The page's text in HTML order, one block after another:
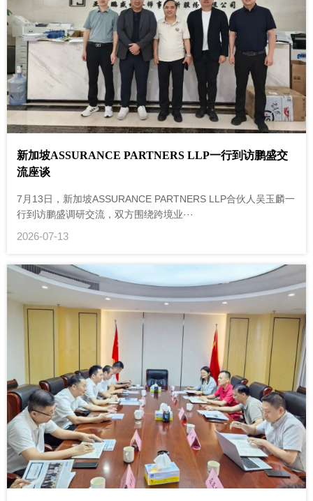
新加坡ASSURANCE PARTNERS LLP一行到访鹏盛交
流座谈
7月13日，新加坡ASSURANCE PARTNERS LLP合伙人吴玉麟一
行到访鹏盛调研交流，双方围绕跨境业···
2026-07-13